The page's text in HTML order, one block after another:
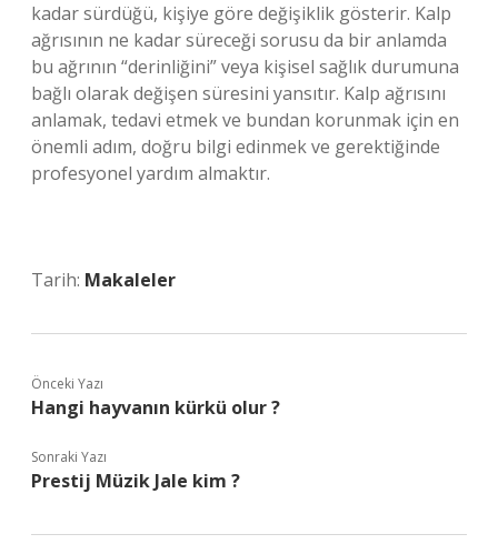
kadar sürdüğü, kişiye göre değişiklik gösterir. Kalp
ağrısının ne kadar süreceği sorusu da bir anlamda
bu ağrının “derinliğini” veya kişisel sağlık durumuna
bağlı olarak değişen süresini yansıtır. Kalp ağrısını
anlamak, tedavi etmek ve bundan korunmak için en
önemli adım, doğru bilgi edinmek ve gerektiğinde
profesyonel yardım almaktır.
Tarih: Makaleler
Önceki Yazı
Hangi hayvanın kürkü olur ?
Sonraki Yazı
Prestij Müzik Jale kim ?